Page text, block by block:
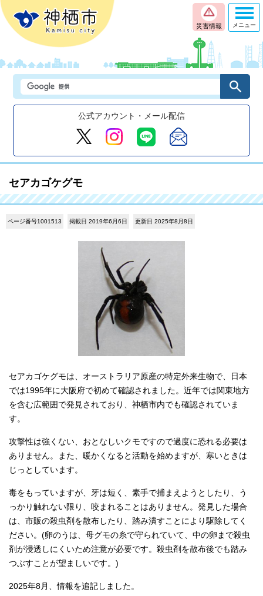
災害情報
公式アカウント・メール配信
メニュー
セアカゴケグモ
ページ番号1001513 掲載日 2019年6月6日 更新日 2025年8月8日
セアカゴケグモは、オーストラリア原産の特定外来生物で、日本
では1995年に大阪府で初めて確認されました。近年では関東地方
を含む広範囲で発見されており、神栖市内でも確認されていま
す。
攻撃性は強くない、おとなしいクモですので過度に恐れる必要は
ありません。また、暖かくなると活動を始めますが、寒いときは
じっとしています。
毒をもっていますが、牙は短く、素手で捕まえようとしたり、う
っかり触れない限り、咬まれることはありません。発見した場合
は、市販の殺虫剤を散布したり、踏み潰すことにより駆除してく
ださい。(卵のうは、母グモの糸で守られていて、中の卵まで殺虫
剤が浸透しにくいため注意が必要です。殺虫剤を散布後でも踏み
つぶすことが望ましいです。)
2025年8月、情報を追記しました。